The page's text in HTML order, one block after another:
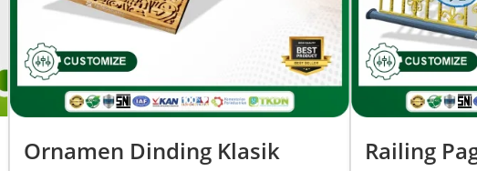
Ornamen Dinding Klasik
Railing